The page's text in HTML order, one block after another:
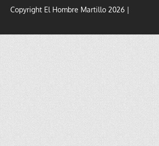
Copyright El Hombre Martillo 2026 |